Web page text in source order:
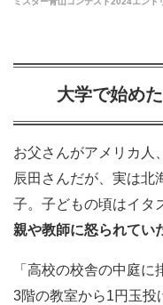
大学で始め
お父さんがアメリカ人
辰田さんだが、実は北
子。子どもの頃はイタ
親や教師に怒られてい
「高校の校舎の中庭
3階の教室から1円玉投